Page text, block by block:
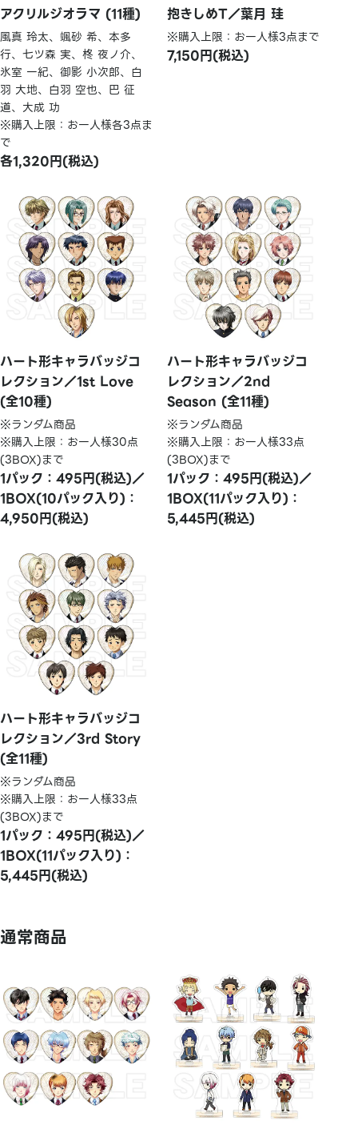
アクリルジオラマ (11種)
風真 玲太、颯砂 希、本多
行、七ツ森 実、柊 夜ノ介、
氷室 一紀、御影 小次郎、白
羽 大地、白羽 空也、巴 征
道、大成 功
※購入上限：お一人様各3点ま
で
各1,320円(税込)
抱きしめT／葉月 珪
※購入上限：お一人様3点まで
7,150円(税込)
ハート形キャラバッジコ
レクション／1st Love
(全10種)
※ランダム商品
※購入上限：お一人様30点
(3BOX)まで
1パック：495円(税込)／
1BOX(10パック入り)：
4,950円(税込)
ハート形キャラバッジコ
レクション／2nd
Season (全11種)
※ランダム商品
※購入上限：お一人様33点
(3BOX)まで
1パック：495円(税込)／
1BOX(11パック入り)：
5,445円(税込)
ハート形キャラバッジコ
レクション／3rd Story
(全11種)
※ランダム商品
※購入上限：お一人様33点
(3BOX)まで
1パック：495円(税込)／
1BOX(11パック入り)：
5,445円(税込)
通常商品